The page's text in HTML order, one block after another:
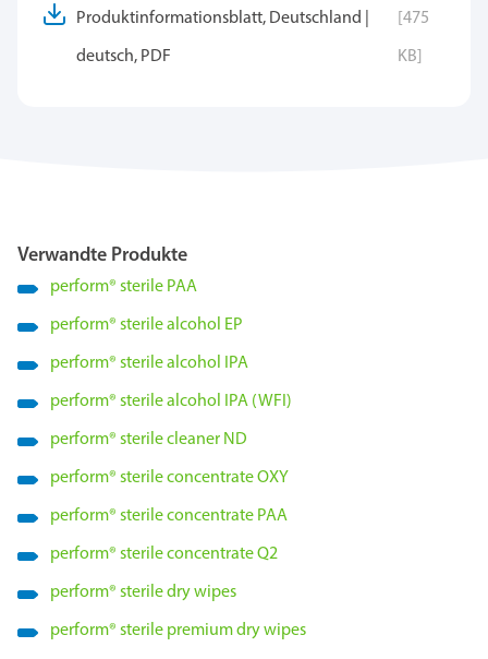
Produktinformationsblatt, Deutschland |
deutsch, PDF
[475
KB]
Verwandte Produkte
perform® sterile PAA
perform® sterile alcohol EP
perform® sterile alcohol IPA
perform® sterile alcohol IPA (WFI)
perform® sterile cleaner ND
perform® sterile concentrate OXY
perform® sterile concentrate PAA
perform® sterile concentrate Q2
perform® sterile dry wipes
perform® sterile premium dry wipes